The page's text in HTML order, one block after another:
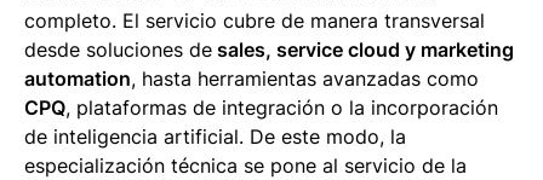
completo. El servicio cubre de manera transversal
desde soluciones de sales, service cloud y marketing
automation, hasta herramientas avanzadas como
CPQ, plataformas de integración o la incorporación
de inteligencia artificial. De este modo, la
especialización técnica se pone al servicio de la